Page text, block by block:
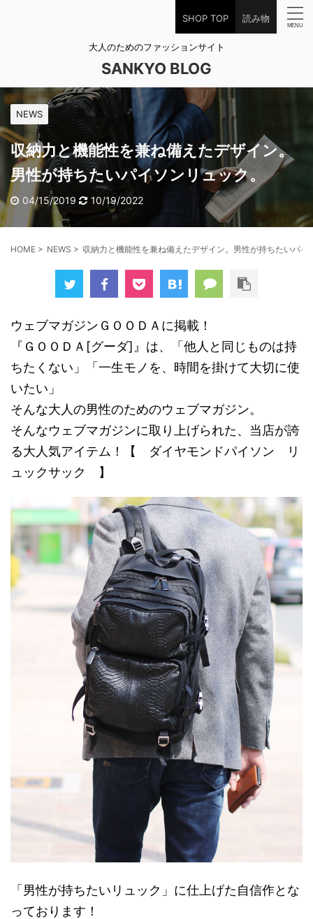
SHOP TOP 読み物
大人のためのファッションサイト
SANKYO BLOG
NEWS
収納力と機能性を兼ね備えたデザイン。
男性が持ちたいパイソンリュック。
04/15/2019 10/19/2022
HOME > NEWS > 収納力と機能性を兼ね備えたデザイン。男性が持ちたいパイ
ウェブマガジンＧＯＯＤＡに掲載！
『ＧＯＯＤＡ[グーダ]』は、「他人と同じものは持
ちたくない」「一生モノを、時間を掛けて大切に使
いたい」
そんな大人の男性のためのウェブマガジン。
そんなウェブマガジンに取り上げられた、当店が誇
る大人気アイテム！【 ダイヤモンドパイソン リ
ュックサック 】
「男性が持ちたいリュック」に仕上げた自信作とな
っております！